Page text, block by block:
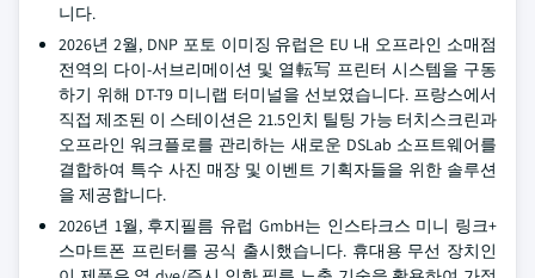
니다.
2026년 2월, DNP 포토 이미징 유럽은 EU 내 오프라인 소매점
전역의 다이-서브리메이션 및 열転写 프린터 시스템을 구동
하기 위해 DT-T9 미니랩 터미널을 선보였습니다. 프랑스에서
직접 제조된 이 스테이션은 21.5인치 틸팅 가능 터치스크린과
오프라인 워크플로를 관리하는 새로운 DSLab 소프트웨어를
결합하여 특수 사진 매장 및 이벤트 기획자들을 위한 솔루션
을 제공합니다.
2026년 1월, 후지필름 유럽 GmbH는 인스타크스 미니 링크+
스마트폰 프린터를 공식 출시했습니다. 휴대용 무선 장치인